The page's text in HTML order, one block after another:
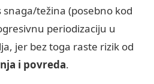
težina (posebno kod
periodizaciju u
jer bez toga raste rizik od
i povreda.